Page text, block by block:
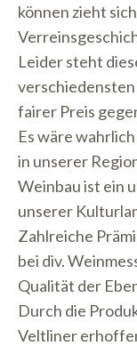
können zieht
Leider steht
fairer Preis
Es wäre
in unserer
Weinbau ist ein
unserer
Zahlreiche
bei div.
Qualität der
Durch die
Veltliner